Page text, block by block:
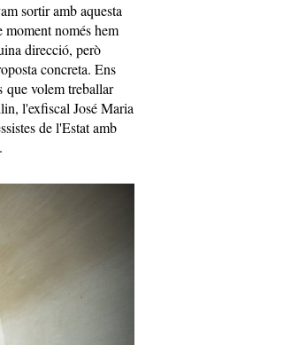
sortir amb aquesta
només hem
direcció, però
concreta. Ens
que volem treballar
l'exfiscal José Maria
de l'Estat amb